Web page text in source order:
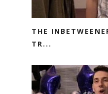
THE
TR...